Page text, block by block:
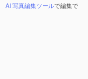
AI 写真編集ツールで編集で